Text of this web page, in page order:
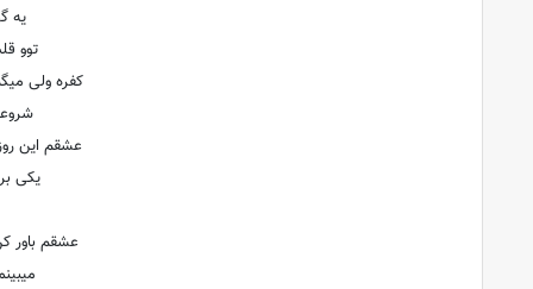
یه
توو
کفره ولی
عشقم این
یکی
عشقم باور